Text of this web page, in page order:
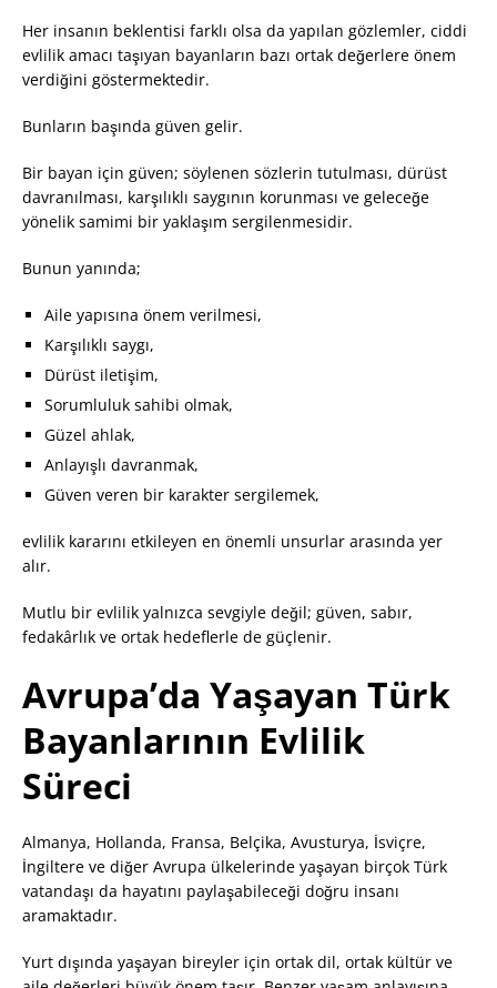
Her insanın beklentisi farklı olsa da yapılan gözlemler, ciddi
evlilik amacı taşıyan bayanların bazı ortak değerlere önem
verdiğini göstermektedir.
Bunların başında güven gelir.
Bir bayan için güven; söylenen sözlerin tutulması, dürüst
davranılması, karşılıklı saygının korunması ve geleceğe
yönelik samimi bir yaklaşım sergilenmesidir.
Bunun yanında;
Aile yapısına önem verilmesi,
Karşılıklı saygı,
Dürüst iletişim,
Sorumluluk sahibi olmak,
Güzel ahlak,
Anlayışlı davranmak,
Güven veren bir karakter sergilemek,
evlilik kararını etkileyen en önemli unsurlar arasında yer
alır.
Mutlu bir evlilik yalnızca sevgiyle değil; güven, sabır,
fedakârlık ve ortak hedeflerle de güçlenir.
Avrupa’da Yaşayan Türk
Bayanlarının Evlilik
Süreci
Almanya, Hollanda, Fransa, Belçika, Avusturya, İsviçre,
İngiltere ve diğer Avrupa ülkelerinde yaşayan birçok Türk
vatandaşı da hayatını paylaşabileceği doğru insanı
aramaktadır.
Yurt dışında yaşayan bireyler için ortak dil, ortak kültür ve